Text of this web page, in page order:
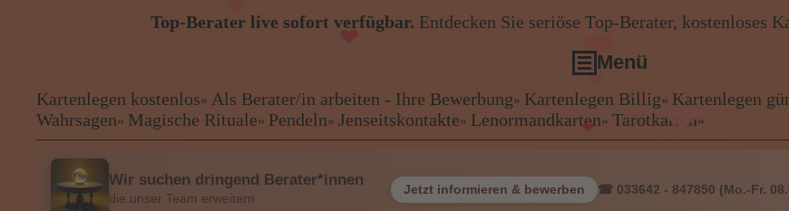
❤
❤
❤
Top-Berater live sofort verfügbar. Entdecken Sie seriöse Top-Berater, kostenloses
Menü
Kartenlegen kostenlos
Als Berater/in arbeiten - Ihre Bewerbung
Kartenlegen günstig
Beraterübersicht
Kartenlegen kostenlos» Als Berater/in arbeiten - Ihre Bewerbung» Kartenlegen Billig» Kartenlegen
Wahrsagen» Magische Rituale» Pendeln»Jenseitskontakte» Lenormandkarten»Tarotkarten»
Wir suchen dringend Berater*innen
die unser Team erweitern.
Jetzt informieren & bewerben ☎ 033642 - 847850 (Mo.-Fr.